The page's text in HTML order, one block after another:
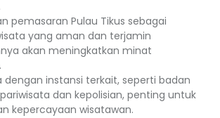
pemasaran Pulau Tikus sebagai
yang aman dan terjamin
akan meningkatkan minat
dengan instansi terkait, seperti badan
dan kepolisian, penting untuk
kepercayaan wisatawan.